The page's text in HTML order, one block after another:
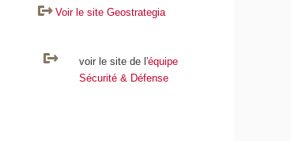
Voir le site Geostrategia
voir le site de l'équipe
Sécurité & Défense